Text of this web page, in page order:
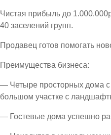
Чистая прибыль до
40 заселений групп.
Продавец готов помогать
Преимущества бизнеса:
— Четыре просторных дома
большом участке с
— Гостевые дома успешно